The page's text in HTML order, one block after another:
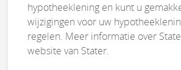
hypotheeklening en kunt u
wijzigingen voor uw
regelen. Meer informatie over
website van Stater.